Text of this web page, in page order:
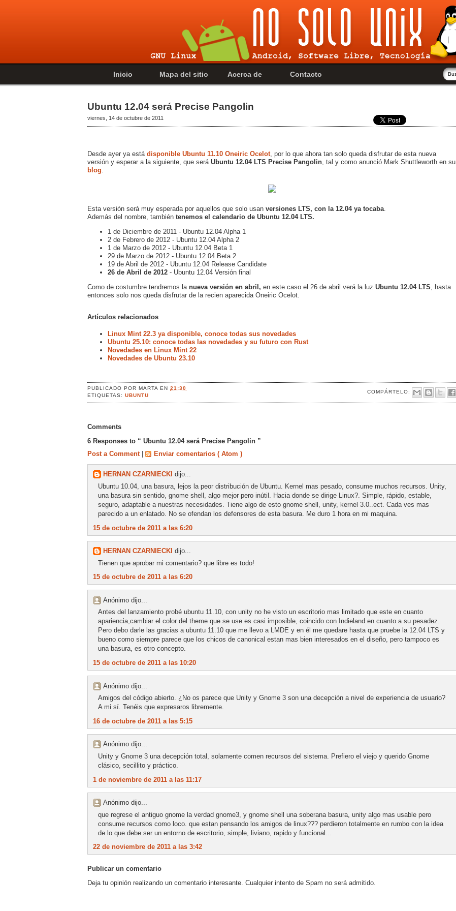
Inicio Mapa del sitio Acerca de Contacto
Ubuntu 12.04 será Precise Pangolin
viernes, 14 de octubre de 2011
Desde ayer ya está disponible Ubuntu 11.10 Oneiric Ocelot , por lo que ahora tan solo queda disfrutar de esta nueva
versión y esperar a la siguiente, que será Ubuntu 12.04 LTS Precise Pangolin , tal y como anunció Mark Shuttleworth en su
blog
Esta versión será muy esperada por aquellos que solo usan versiones LTS, con la 12.04 ya tocaba
Además del nombre, también tenemos el calendario de Ubuntu 12.04 LTS.
1 de Diciembre de 2011 - Ubuntu 12.04 Alpha 1
2 de Febrero de 2012 - Ubuntu 12.04 Alpha 2
1 de Marzo de 2012 - Ubuntu 12.04 Beta 1
29 de Marzo de 2012 - Ubuntu 12.04 Beta 2
19 de Abril de 2012 - Ubuntu 12.04 Release Candidate
26 de Abril de 2012 - Ubuntu 12.04 Versión final
Como de costumbre tendremos la nueva versión en abril, en este caso el 26 de abril verá la luz Ubuntu 12.04 LTS , hasta
entonces solo nos queda disfrutar de la recien aparecida Oneiric Ocelot.
Artículos relacionados
Linux Mint 22.3 ya disponible, conoce todas sus novedades
Ubuntu 25.10: conoce todas las novedades y su futuro con Rust
Novedades en Linux Mint 22
Novedades de Ubuntu 23.10
PUBLICADO PORMARTAEN21:30
COMPÁRTELO:
ETIQUETAS:UBUNTU
Comments
6 Responses to “ Ubuntu 12.04 será Precise Pangolin ”
Post a Comment
Enviar comentarios ( Atom )
HERNAN CZARNIECKI dijo...
Ubuntu 10.04, una basura, lejos la peor distribución de Ubuntu. Kernel mas pesado, consume muchos recursos. Unity,
una basura sin sentido, gnome shell, algo mejor pero inútil. Hacia donde se dirige Linux?. Simple, rápido, estable,
seguro, adaptable a nuestras necesidades. Tiene algo de esto gnome shell, unity, kernel 3.0..ect. Cada ves mas
parecido a un enlatado. No se ofendan los defensores de esta basura. Me duro 1 hora en mi maquina.
15 de octubre de 2011 a las 6:20
HERNAN CZARNIECKI dijo...
Tienen que aprobar mi comentario? que libre es todo!
15 de octubre de 2011 a las 6:20
Anónimo dijo...
Antes del lanzamiento probé ubuntu 11.10, con unity no he visto un escritorio mas limitado que este en cuanto
apariencia,cambiar el color del theme que se use es casi imposible, coincido con Indieland en cuanto a su pesadez.
Pero debo darle las gracias a ubuntu 11.10 que me llevo a LMDE y en él me quedare hasta que pruebe la 12.04 LTS y
bueno como siempre parece que los chicos de canonical estan mas bien interesados en el diseño, pero tampoco es
una basura, es otro concepto.
15 de octubre de 2011 a las 10:20
Anónimo dijo...
Amigos del código abierto. ¿No os parece que Unity y Gnome 3 son una decepción a nivel de experiencia de usuario?
A mi sí. Tenéis que expresaros libremente.
16 de octubre de 2011 a las 5:15
Anónimo dijo...
Unity y Gnome 3 una decepción total, solamente comen recursos del sistema. Prefiero el viejo y querido Gnome
clásico, secillito y práctico.
1 de noviembre de 2011 a las 11:17
Anónimo dijo...
que regrese el antiguo gnome la verdad gnome3, y gnome shell una soberana basura, unity algo mas usable pero
consume recursos como loco. que estan pensando los amigos de linux??? perdieron totalmente en rumbo con la idea
de lo que debe ser un entorno de escritorio, simple, liviano, rapido y funcional...
22 de noviembre de 2011 a las 3:42
Publicar un comentario
Deja tu opinión realizando un comentario interesante. Cualquier intento de Spam no será admitido.